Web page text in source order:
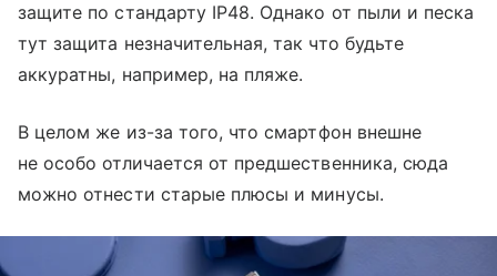
защите по стандарту IP48. Однако от пыли и песка
тут защита незначительная, так что будьте
аккуратны, например, на пляже.
В целом же из-за того, что смартфон внешне
не особо отличается от предшественника, сюда
можно отнести старые плюсы и минусы.